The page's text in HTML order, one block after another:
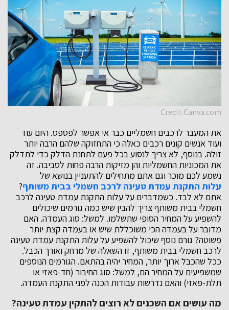
Credit Canva.com
את המעבר לרכבים חשמליים כבר אי אפשר לפספס. היום עוד
ועוד אנשים קונים רכבים כאלה כי התחזוקה שלהם הרבה יותר
זולה. בנוסף, לא צריך לנסוע בכל פעם לתחנת הדלק כדי לתדלק
את המכוניות החשמליות והן מזיקות הרבה פחות לסביבה. זה
נשמע לכם מוכר וגם אתם מתחילים להתעניין בנושא של
עלות התקנת עמדת טעינה לרכב חשמלי בבית משותף?
אתם לא לבד. כשמדברים על עלות התקנת עמדת טעינה לרכב
חשמלי בבית משותף צריך להבין שיש כמה גורמים שיכולים
להשפיע על המחיר הסופי שתשלמו. למשל: סוג העמדה. האם
מדובר על בעמדה הכי משוכללת שיש או בעמדה קצת יותר
פשוטה? גורם נוסף שיכול להשפיע על עלות התקנת עמדת טעינה
לרכב חשמלי בבית משותף, זו השאלה של מרחק ואורך הכבל.
ככל שהכבל ארוך יותר, המחיר יהיה בהתאם. הגורמים הנוספים
שמשפיעים על המחיר הם, למשל: סוג החיבור (חד-פאזי או
תלת-פאזי) והאם נדרשות עבודות הכנה לפני התקנת העמדה.
מה עושים אם השכנים לא רוצים להתקין עמדת טעינה?